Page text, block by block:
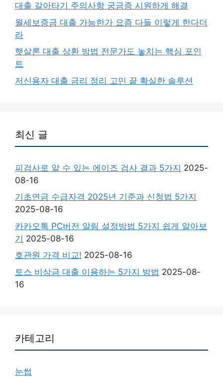
대출 갈아타기 주의사항 궁금증 시원하게 해결
월세보증금 대출 가능한가 요즘 다들 이렇게 한다더
라
햇살론 대출 상환 방법 전문가도 놓치는 핵심 포인
트
저신용자 대출 금리 정리 고민 끝 확실한 솔루션
최신 글
피검사로 알 수 있는 에이즈 검사 결과 5가지 2025-
08-16
기초연금 수급자격 2025년 기준과 신청법 5가지
2025-08-16
카카오톡 PC버전 알림 설정방법 5가지 쉽게 알아보
기 2025-08-16
호관원 가격 비교! 2025-08-16
토스 비상금 대출 이용하는 5가지 방법 2025-08-
16
카테고리
눈썹